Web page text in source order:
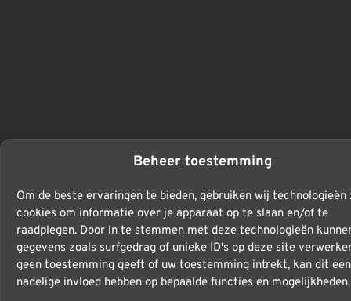
Beheer toestemming
Om de beste ervaringen te bieden, gebruiken wij technologieën
cookies om informatie over je apparaat op te slaan en/of te
raadplegen. Door in te stemmen met deze technologieën
gegevens zoals surfgedrag of unieke ID's op deze site
geen toestemming geeft of uw toestemming intrekt, kan dit een
nadelige invloed hebben op bepaalde functies en mogelijkheden.